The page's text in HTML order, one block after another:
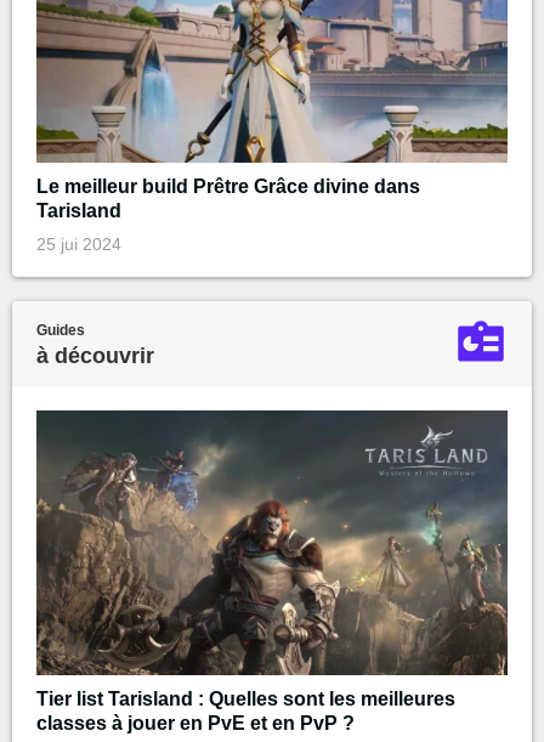
Le meilleur build Prêtre Grâce divine dans
Tarisland
25 jui 2024
Guides
à découvrir
Tier list Tarisland : Quelles sont les meilleures
classes à jouer en PvE et en PvP ?